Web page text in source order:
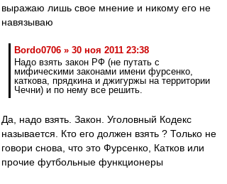
выражаю лишь свое мнение и никому его не
навязываю
Bordo0706 » 30 ноя 2011 23:38
Надо взять закон РФ (не путать с
мифическими законами имени фурсенко,
каткова, прядкина и джигуржы на территории
Чечни) и по нему все решить.
Да, надо взять. Закон. Уголовный Кодекс
называется. Кто его должен взять ? Только не
говори снова, что это Фурсенко, Катков или
прочие футбольные функционеры